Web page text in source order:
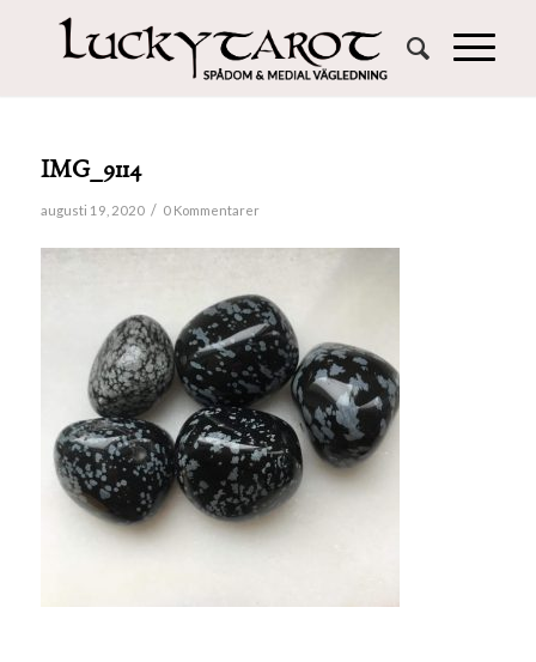
IMG_9114
augusti 19, 2020 / 0 Kommentarer